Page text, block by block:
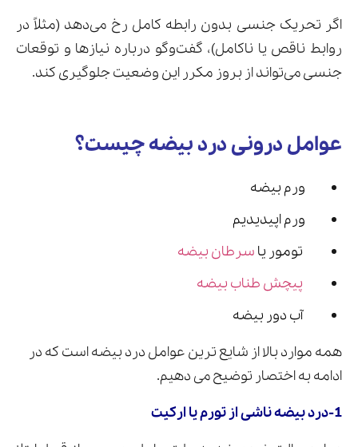
اگر تحریک جنسی بدون رابطه کامل رخ می‌دهد (مثلاً در
روابط ناقص یا ناکامل)، گفت‌وگو درباره نیازها و توقعات
جنسی می‌تواند از بروز مکرر این وضعیت جلوگیری کند.
عوامل درونی درد بیضه چیست؟
ورم بیضه
ورم اپیدیدیم
تومور یا سرطان بیضه
پیچش طناب بیضه
آب دور بیضه
همه موارد بالا از شایع ترین عوامل درد بیضه است که در
ادامه به اختصار توضیح می دهیم.
1-درد بیضه ناشی از تورم یا ارکیت